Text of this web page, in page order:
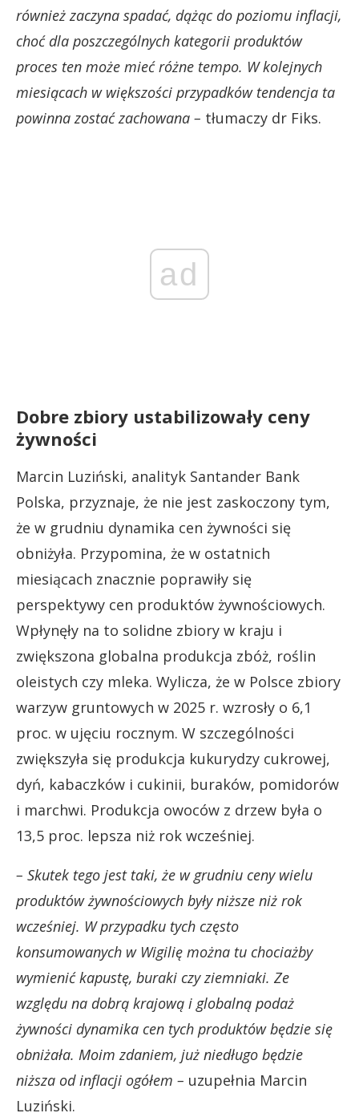
również zaczyna spadać, dążąc do poziomu inflacji,
choć dla poszczególnych kategorii produktów
proces ten może mieć różne tempo. W kolejnych
miesiącach w większości przypadków tendencja ta
powinna zostać zachowana – tłumaczy dr Fiks.
ad
Dobre zbiory ustabilizowały ceny
żywności
Marcin Luziński, analityk Santander Bank
Polska, przyznaje, że nie jest zaskoczony tym,
że w grudniu dynamika cen żywności się
obniżyła. Przypomina, że w ostatnich
miesiącach znacznie poprawiły się
perspektywy cen produktów żywnościowych.
Wpłynęły na to solidne zbiory w kraju i
zwiększona globalna produkcja zbóż, roślin
oleistych czy mleka. Wylicza, że w Polsce zbiory
warzyw gruntowych w 2025 r. wzrosły o 6,1
proc. w ujęciu rocznym. W szczególności
zwiększyła się produkcja kukurydzy cukrowej,
dyń, kabaczków i cukinii, buraków, pomidorów
i marchwi. Produkcja owoców z drzew była o
13,5 proc. lepsza niż rok wcześniej.
– Skutek tego jest taki, że w grudniu ceny wielu
produktów żywnościowych były niższe niż rok
wcześniej. W przypadku tych często
konsumowanych w Wigilię można tu chociażby
wymienić kapustę, buraki czy ziemniaki. Ze
względu na dobrą krajową i globalną podaż
żywności dynamika cen tych produktów będzie się
obniżała. Moim zdaniem, już niedługo będzie
niższa od inflacji ogółem – uzupełnia Marcin
Luziński.